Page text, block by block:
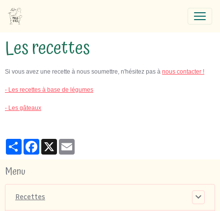
Les recettes
Si vous avez une recette à nous soumettre, n'hésitez pas à nous contacter !
​- Les recettes à base de légumes
- Les gâteaux
PartagerFacebook
X
Menu
Recettes